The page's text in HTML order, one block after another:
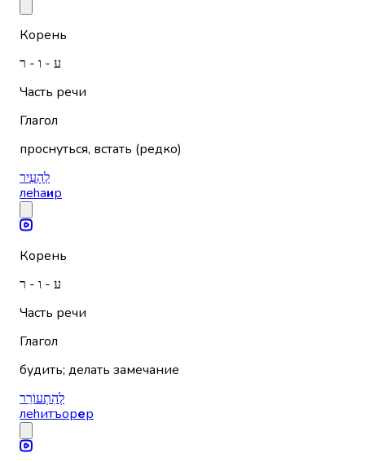
Корень
ע - ו - ר
Часть речи
Глагол
проснуться, встать (редко)
לְהָעִיר
леhаир
Корень
ע - ו - ר
Часть речи
Глагол
будить; делать замечание
לְהִתְעוֹרֵר
леhитъорер